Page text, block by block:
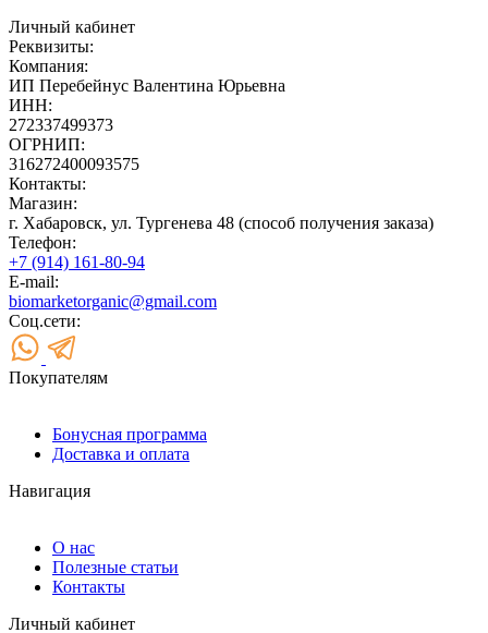
Личный кабинет
Реквизиты:
Компания:
ИП Перебейнус Валентина Юрьевна
ИНН:
272337499373
ОГРНИП:
316272400093575
Контакты:
Магазин:
г. Хабаровск, ул. Тургенева 48 (способ получения заказа)
Телефон:
+7 (914) 161-80-94
E-mail:
biomarketorganic@gmail.com
Соц.сети:
Покупателям
Бонусная программа
Доставка и оплата
Навигация
О нас
Полезные статьи
Контакты
Личный кабинет